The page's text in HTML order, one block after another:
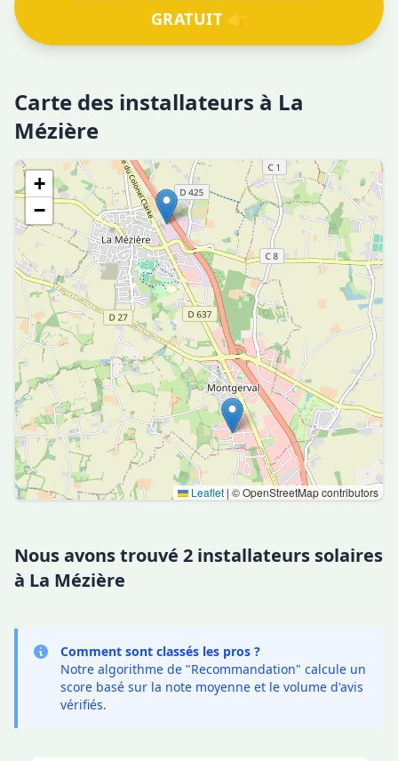
GRATUIT 👉
Carte des installateurs à La
Mézière
+
−
Leaflet | © OpenStreetMap contributors
Nous avons trouvé 2 installateurs solaires
à La Mézière
Comment sont classés les pros ?
Notre algorithme de "Recommandation" calcule un
score basé sur la note moyenne et le volume d'avis
vérifiés.